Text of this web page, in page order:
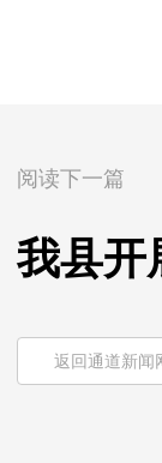
阅读下一篇
我县开
返回通道新闻